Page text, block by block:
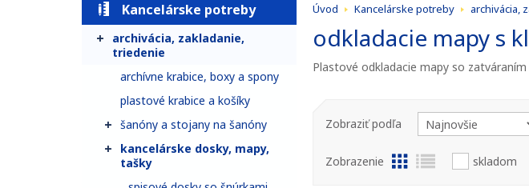
Kancelárske potreby
archivácia, zakladanie,
triedenie
archívne krabice, boxy a spony
plastové krabice a košíky
šanóny a stojany na šanóny
kancelárske dosky, mapy,
tašky
Úvod Kancelárske potreby archivácia,
odkladacie mapy s
Plastové odkladacie mapy so
Zobrazenie skladom
Zobraziť podľa